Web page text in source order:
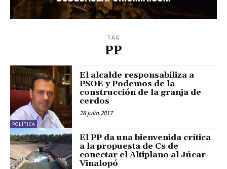
TAG
PP
POLÍTICA
El alcalde responsabiliza a
PSOE y Podemos de la
construcción de la granja de
cerdos
28 julio 2017
El PP da una bienvenida crítica
a la propuesta de Cs de
conectar el Altiplano al Júcar-
Vinalopó